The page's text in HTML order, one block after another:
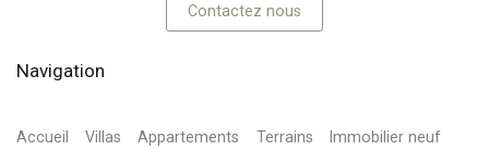
Contactez nous
Navigation
Accueil Villas Appartements Terrains Immobilier neuf